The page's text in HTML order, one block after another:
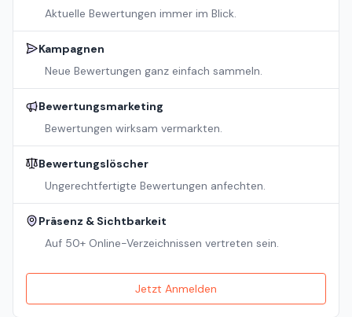
Aktuelle Bewertungen immer im Blick.
Kampagnen
Neue Bewertungen ganz einfach sammeln.
Bewertungsmarketing
Bewertungen wirksam vermarkten.
Bewertungslöscher
Ungerechtfertigte Bewertungen anfechten.
Präsenz & Sichtbarkeit
Auf 50+ Online-Verzeichnissen vertreten sein.
Jetzt Anmelden